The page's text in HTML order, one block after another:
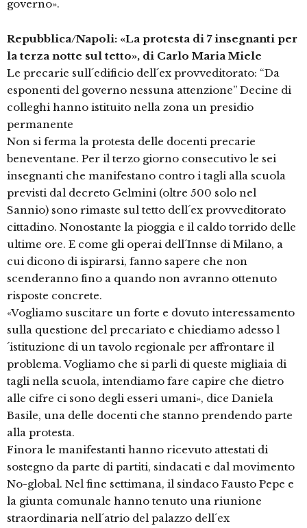
governo».
Repubblica/Napoli: «La protesta di 7 insegnanti per
la terza notte sul tetto», di Carlo Maria Miele
Le precarie sull´edificio dell´ex provveditorato: “Da
esponenti del governo nessuna attenzione” Decine di
colleghi hanno istituito nella zona un presidio
permanente
Non si ferma la protesta delle docenti precarie
beneventane. Per il terzo giorno consecutivo le sei
insegnanti che manifestano contro i tagli alla scuola
previsti dal decreto Gelmini (oltre 500 solo nel
Sannio) sono rimaste sul tetto dell´ex provveditorato
cittadino. Nonostante la pioggia e il caldo torrido delle
ultime ore. E come gli operai dell´Innse di Milano, a
cui dicono di ispirarsi, fanno sapere che non
scenderanno fino a quando non avranno ottenuto
risposte concrete.
«Vogliamo suscitare un forte e dovuto interessamento
sulla questione del precariato e chiediamo adesso l
´istituzione di un tavolo regionale per affrontare il
problema. Vogliamo che si parli di queste migliaia di
tagli nella scuola, intendiamo fare capire che dietro
alle cifre ci sono degli esseri umani», dice Daniela
Basile, una delle docenti che stanno prendendo parte
alla protesta.
Finora le manifestanti hanno ricevuto attestati di
sostegno da parte di partiti, sindacati e dal movimento
No-global. Nel fine settimana, il sindaco Fausto Pepe e
la giunta comunale hanno tenuto una riunione
straordinaria nell´atrio del palazzo dell´ex